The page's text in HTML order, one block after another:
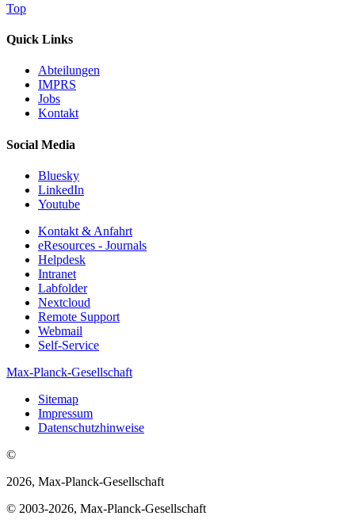
Top
Quick Links
Abteilungen
IMPRS
Jobs
Kontakt
Social Media
Bluesky
LinkedIn
Youtube
Kontakt & Anfahrt
eResources - Journals
Helpdesk
Intranet
Labfolder
Nextcloud
Remote Support
Webmail
Self-Service
Max-Planck-Gesellschaft
Sitemap
Impressum
Datenschutzhinweise
©
2026, Max-Planck-Gesellschaft
© 2003-2026, Max-Planck-Gesellschaft